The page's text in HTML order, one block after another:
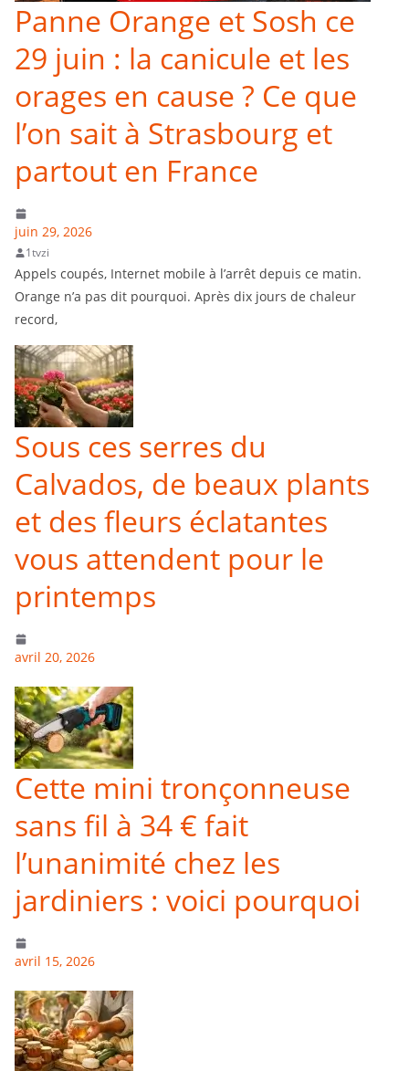
Panne Orange et Sosh ce
29 juin : la canicule et les
orages en cause ? Ce que
l’on sait à Strasbourg et
partout en France
juin 29, 2026
1tvzi
Appels coupés, Internet mobile à l’arrêt depuis ce matin.
Orange n’a pas dit pourquoi. Après dix jours de chaleur
record,
Sous ces serres du
Calvados, de beaux plants
et des fleurs éclatantes
vous attendent pour le
printemps
avril 20, 2026
Cette mini tronçonneuse
sans fil à 34 € fait
l’unanimité chez les
jardiniers : voici pourquoi
avril 15, 2026